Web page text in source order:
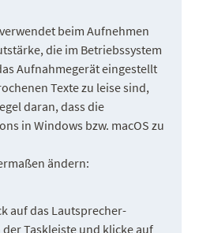
beim Aufnehmen
die im Betriebssystem
Aufnahmegerät eingestellt
Texte zu leise sind,
daran, dass die
in Windows bzw. macOS zu
ändern:
auf das Lautsprecher-
Taskleiste und klicke auf